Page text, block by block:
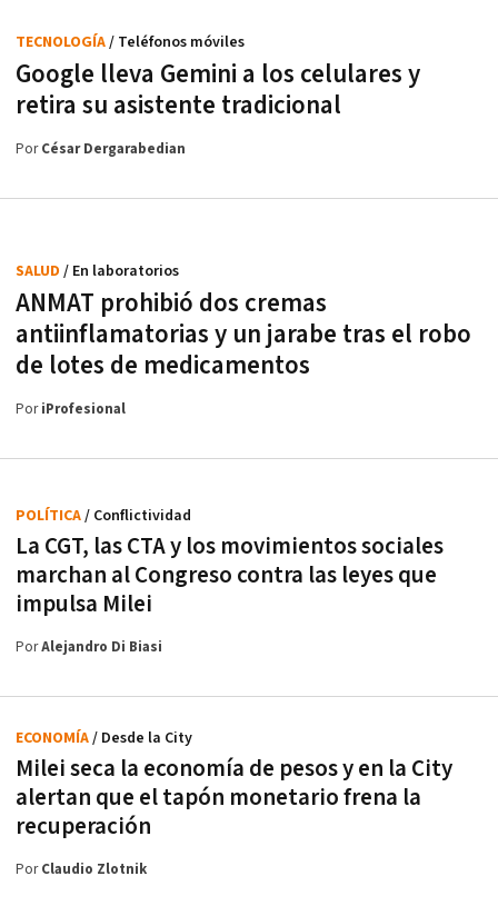
Google lleva Gemini a los celulares y
retira su asistente tradicional
TECNOLOGÍA/ Teléfonos móviles
PorCésar Dergarabedian
ANMAT prohibió dos cremas
antiinflamatorias y un jarabe tras el robo
de lotes de medicamentos
SALUD / En laboratorios
PoriProfesional
La CGT, las CTA y los movimientos sociales
marchan al Congreso contra las leyes que
impulsa Milei
POLÍTICA/ Conflictividad
PorAlejandro Di Biasi
Milei seca la economía de pesos y en la City
alertan que el tapón monetario frena la
recuperación
ECONOMÍA/ Desde la City
PorClaudio Zlotnik